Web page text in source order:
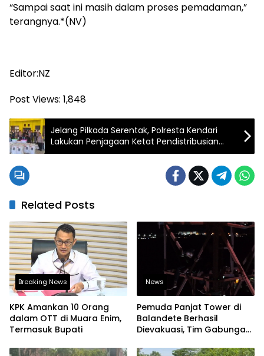
“Sampai saat ini masih dalam proses pemadaman,”
terangnya.*(NV)
Editor:NZ
Post Views: 1,848
Jelang Pilkada Serentak, Polresta Kendari
Lakukan Penjagaan Ketat Pendistribusian
Logistik
Related Posts
Breaking News
KPK Amankan 10 Orang
dalam OTT di Muara Enim,
Termasuk Bupati
News
Pemuda Panjat Tower di
Balandete Berhasil
Dievakuasi, Tim Gabungan